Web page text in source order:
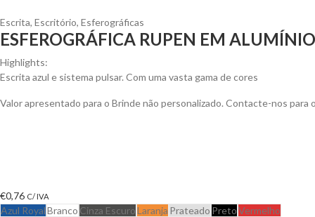
Escrita, Escritório, Esferográficas
ESFEROGRÁFICA RUPEN EM
Highlights:
Escrita azul e sistema pulsar. Com uma vasta gama de cores
Valor apresentado para o Brinde não personalizado. Contacte-nos
€0,76 C/ IVA
Azul RoyalBranco Cinza EscuroLaranja Prateado PretoVermelho